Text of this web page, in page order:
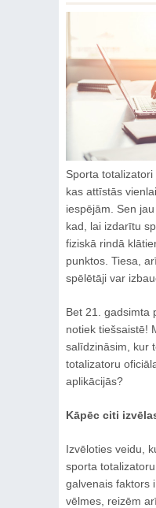
Sporta totalizatori
kas attīstās
iespējām. Sen
kad, lai izdarītu
fiziskā rindā
punktos. Tiesa,
spēlētāji var
Bet 21. gadsimta
notiek tiešsaistē!
salīdzināsim, kur
totalizatoru
aplikācijās?
Kāpēc citi
Izvēloties veidu,
sporta
galvenais faktors
vēlmes, reizēm